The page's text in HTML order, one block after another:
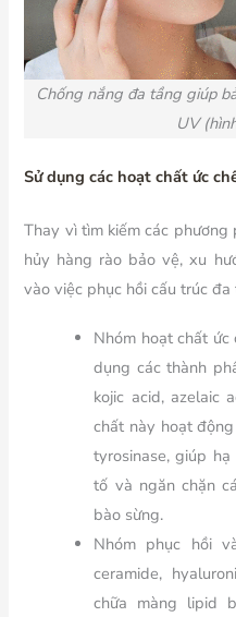
Chống nắng đa tầng giúp
UV
Sử dụng các hoạt chất ức
Thay vì tìm kiếm các
hủy hàng rào bảo vệ, xu
vào việc phục hồi cấu trúc đa
Nhóm hoạt chất
dụng các thành
kojic acid, azelaic
chất này hoạt
tyrosinase, giúp
tố và ngăn chặn
bào sừng.
Nhóm phục hồi
ceramide,
chữa màng lipid